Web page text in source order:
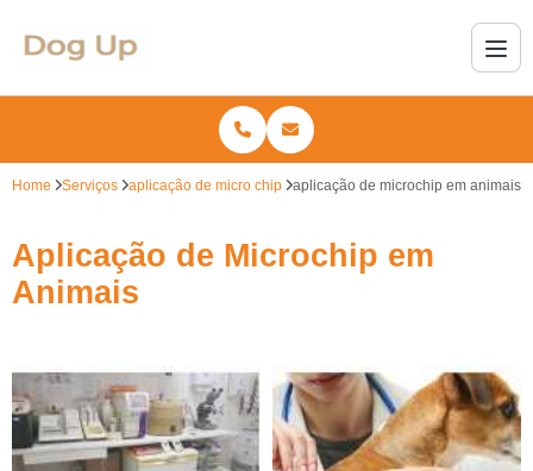
Home Serviços aplicação de micro chip aplicação de microchip em animais
Aplicação de Microchip em
Animais